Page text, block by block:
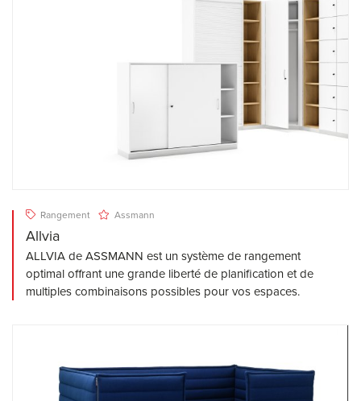
Rangement Assmann
Allvia
ALLVIA de ASSMANN est un système de rangement
optimal offrant une grande liberté de planification et de
multiples combinaisons possibles pour vos espaces.